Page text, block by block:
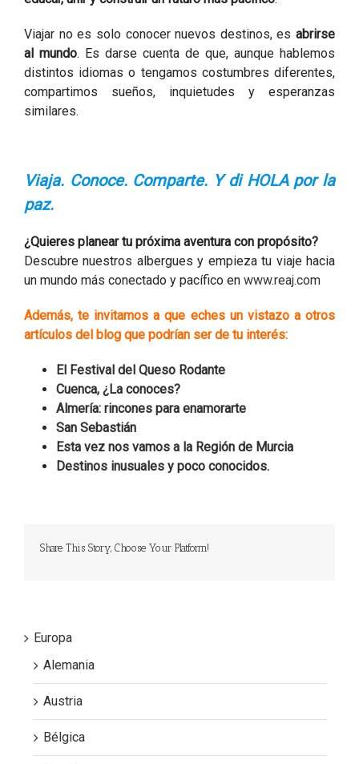
Viajar no es solo conocer nuevos destinos, es abrirse
al mundo. Es darse cuenta de que, aunque hablemos
distintos idiomas o tengamos costumbres diferentes,
compartimos sueños, inquietudes y esperanzas
similares.
Viaja. Conoce. Comparte. Y di HOLA por la
paz.
¿Quieres planear tu próxima aventura con propósito?
Descubre nuestros albergues y empieza tu viaje hacia
un mundo más conectado y pacífico en www.reaj.com
Además, te invitamos a que eches un vistazo a otros
artículos del blog que podrían ser de tu interés:
El Festival del Queso Rodante
Cuenca, ¿La conoces?
Almería: rincones para enamorarte
San Sebastián
Esta vez nos vamos a la Región de Murcia
Destinos inusuales y poco conocidos.
Share This Story, Choose Your Platform!
Europa
Alemania
Austria
Bélgica